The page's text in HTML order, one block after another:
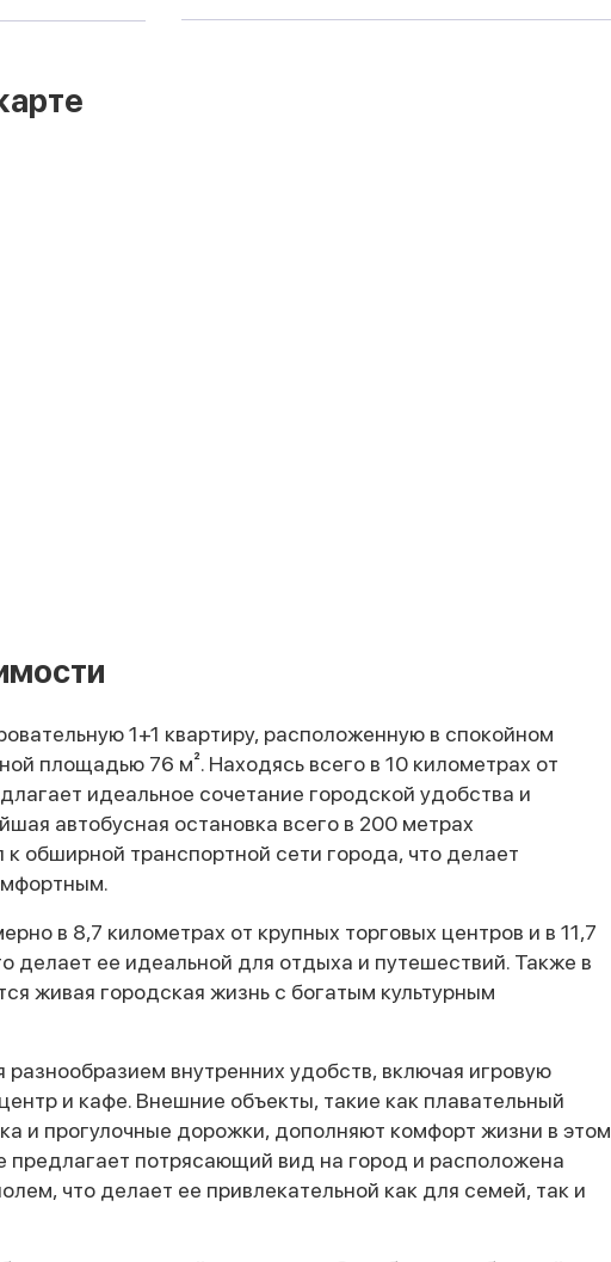
1+1 квартиру, расположенную в спокойном
площадью 76 м². Находясь всего в 10 километрах от
идеальное сочетание городской удобства и
автобусная остановка всего в 200 метрах
к обширной транспортной сети города, что делает
в 8,7 километрах от крупных торговых центров и в 11,7
делает ее идеальной для отдыха и путешествий. Также в
живая городская жизнь с богатым культурным
внутренних удобств, включая игровую
и кафе. Внешние объекты, такие как плавательный
и прогулочные дорожки, дополняют комфорт жизни в этом
предлагает потрясающий вид на город и расположена
что делает ее привлекательной как для семей, так и